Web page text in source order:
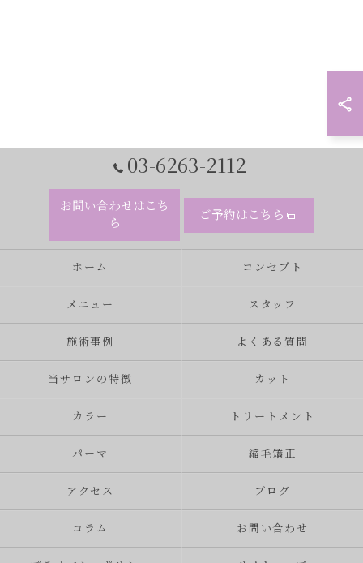
03-6263-2112
お問い合わせはこち
ら
ご予約はこちら
ホーム コンセプト
メニュー スタッフ
施術事例 よくある質問
当サロンの特徴 カット
カラー トリートメント
パーマ 縮毛矯正
アクセス ブログ
コラム お問い合わせ